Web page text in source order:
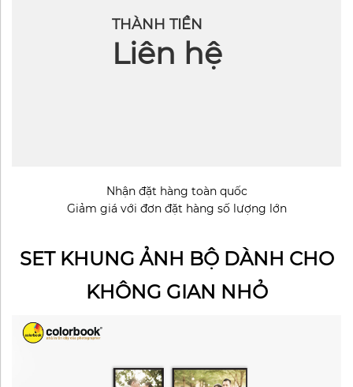
THÀNH TIỀN
Liên hệ
Nhận đặt hàng toàn quốc
Giảm giá với đơn đặt hàng số lượng lớn
SET KHUNG ẢNH BỘ DÀNH CHO
KHÔNG GIAN NHỎ